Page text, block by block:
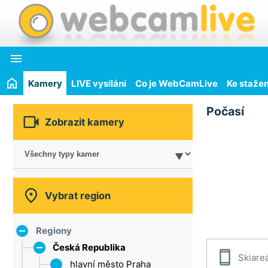

Kamery LIVE vysílání Co je WebCamLive Ke
 Zobrazit kamery
 Vybrat region
Regiony
Česká Republika
hlavní město Praha
Počasí
